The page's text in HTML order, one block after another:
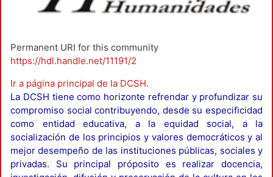
Permanent URI for this community
https://hdl.handle.net/11191/2
Ir a página principal de la DCSH.
La DCSH tiene como horizonte refrendar y profundizar su
compromiso social contribuyendo, desde su especificidad
como entidad educativa, a la equidad social, a la
socialización de los principios y valores democráticos y al
mejor desempeño de las instituciones públicas, sociales y
privadas. Su principal próposito es realizar docencia,